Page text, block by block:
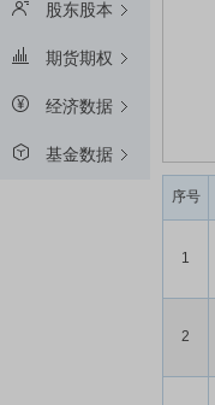
股东股本
期货期权
经济数据
基金数据
序号
1
2